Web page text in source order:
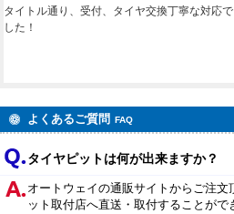
タイトル通り、受付、タイヤ交換丁寧な対応
した！
よくあるご質問 FAQ
タイヤピットは何が出来ますか？
オートウェイの通販サイトからご注
ット取付店へ直送・取付することがで